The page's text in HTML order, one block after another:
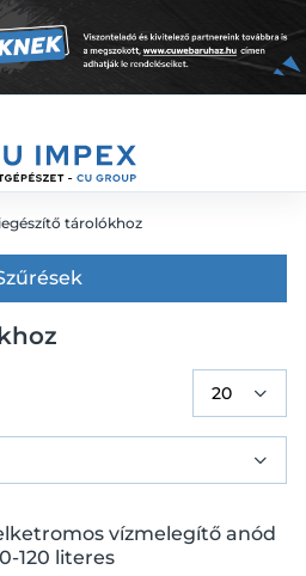
tárolókhoz
vízmelegítő anód
120 literes